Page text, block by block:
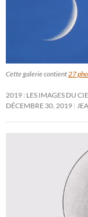
Cette galerie contient 27
2019 : LES IMAGES DU
DÉCEMBRE 30, 2019